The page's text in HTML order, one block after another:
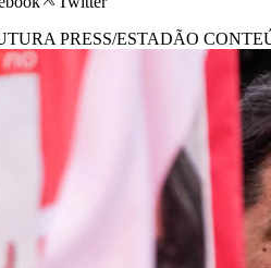
PRESS/ESTADÃO